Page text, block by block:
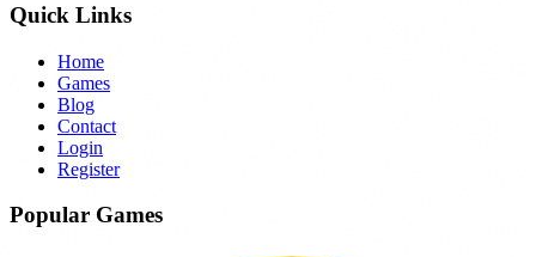
Quick Links
Home
Games
Blog
Contact
Login
Register
Popular Games